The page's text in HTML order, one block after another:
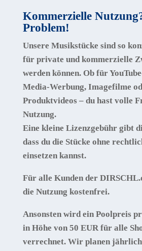
Kommerzielle
Problem!
Unsere Musikstücke sind so
für private und kommerzielle
werden können. Ob für
Media-Werbung, Imagefilme
Produktvideos – du hast volle
Nutzung.
Eine kleine Lizenzgebührgibt
dass du die Stücke ohne
einsetzen kannst.
Für alle Kunden der
die Nutzung kostenfrei.
Ansonsten wird ein Poolpreis
in Höhe von 50 EUR für alle
verrechnet. Wir planen